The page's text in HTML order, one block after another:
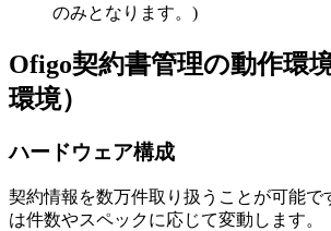
のみとなります。)
Ofigo契約書管理の動作環
環境）
ハードウェア構成
契約情報を数万件取り扱うことが可能で
は件数やスペックに応じて変動します。